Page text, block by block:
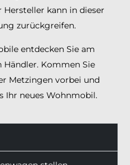
kann in dieser
zurückgreifen.
entdecken Sie am
Kommen Sie
Metzingen vorbei und
Ihr neues Wohnmobil.